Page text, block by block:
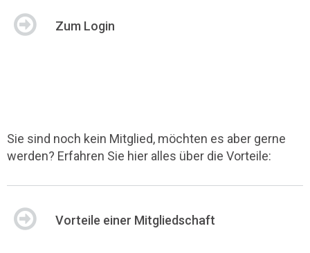
Zum Login
Sie sind noch kein Mitglied, möchten es aber gerne
werden? Erfahren Sie hier alles über die Vorteile:
Vorteile einer Mitgliedschaft